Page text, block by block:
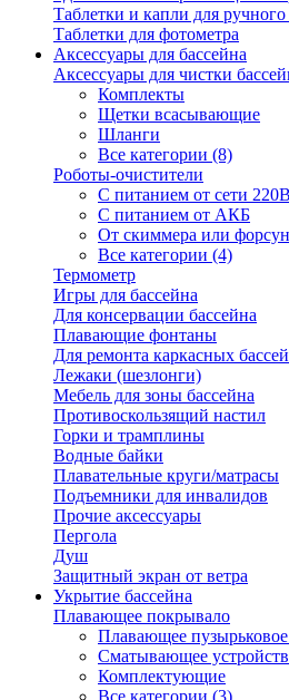
Таблетки и капли для ручного
Таблетки для фотометра
Аксессуары для бассейна
Аксессуары для чистки
Комплекты
Щетки всасывающие
Шланги
Все категории (8)
Роботы-очистители
С питанием от сети 220В
С питанием от АКБ
От скиммера или
Все категории (4)
Термометр
Игры для бассейна
Для консервации бассейна
Плавающие фонтаны
Для ремонта каркасных
Лежаки (шезлонги)
Мебель для зоны бассейна
Противоскользящий настил
Горки и трамплины
Водные байки
Плавательные круги/матрасы
Подъемники для инвалидов
Прочие аксессуары
Пергола
Душ
Защитный экран от ветра
Укрытие бассейна
Плавающее покрывало
Плавающее
Сматывающее
Комплектующие
Все категории (3)